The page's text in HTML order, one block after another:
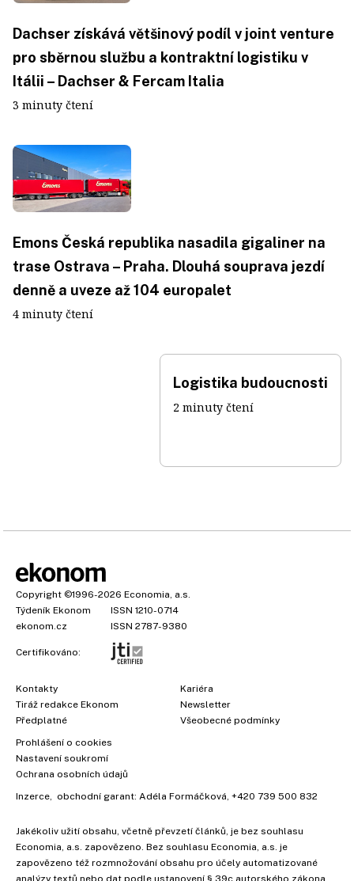
Dachser získává většinový podíl v joint venture
pro sběrnou službu a kontraktní logistiku v
Itálii – Dachser & Fercam Italia
3 minuty čtení
Emons Česká republika nasadila gigaliner na
trase Ostrava – Praha. Dlouhá souprava jezdí
denně a uveze až 104 europalet
4 minuty čtení
Logistika budoucnosti
2 minuty čtení
Copyright ©1996-2026 Economia, a.s.
Týdeník Ekonom
ISSN 1210-0714
ekonom.cz
ISSN 2787-9380
Certifikováno:
Kontakty
Tiráž redakce Ekonom
Předplatné
Kariéra
Newsletter
Všeobecné podmínky
Prohlášení o cookies
Nastavení soukromí
Ochrana osobních údajů
Inzerce , obchodní garant: Adéla Formáčková +420 739 500 832
Jakékoliv užití obsahu, včetně převzetí článků, je bez souhlasu
Economia, a.s. zapovězeno. Bez souhlasu Economia, a.s. je
zapovězeno též rozmnožování obsahu pro účely automatizované
analýzy textů nebo dat podle ustanovení § 39c autorského zákona.